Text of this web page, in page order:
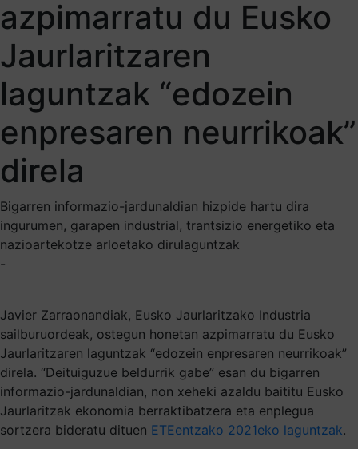
azpimarratu du Eusko
Jaurlaritzaren
laguntzak “edozein
enpresaren neurrikoak”
direla
Bigarren informazio-jardunaldian hizpide hartu dira
ingurumen, garapen industrial, trantsizio energetiko eta
nazioartekotze arloetako dirulaguntzak
-
Javier Zarraonandiak, Eusko Jaurlaritzako Industria
sailburuordeak, ostegun honetan azpimarratu du Eusko
Jaurlaritzaren laguntzak “edozein enpresaren neurrikoak”
direla. “Deituiguzue beldurrik gabe” esan du bigarren
informazio-jardunaldian, non xeheki azaldu baititu Eusko
Jaurlaritzak ekonomia berraktibatzera eta enplegua
sortzera bideratu dituen ETEentzako 2021eko laguntzak.